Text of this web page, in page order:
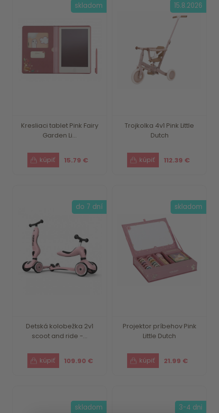
Kresliaci tablet Pink Fairy
Garden Li...
15.79 €
skladom
Trojkolka 4v1 Pink Little
Dutch
112.39 €
15.8.2026
Detská kolobežka 2v1
scoot and ride -...
109.90 €
do 7 dní
Projektor príbehov Pink
Little Dutch
21.99 €
skladom
skladom 3-4 dni